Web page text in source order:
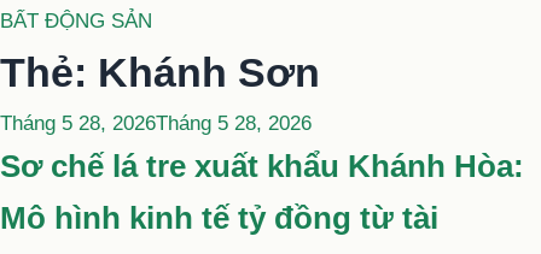
BẤT ĐỘNG SẢN
Thẻ: Khánh Sơn
Đăng
trong
Tháng 5 28, 2026Tháng 5 28, 2026
Sơ chế lá tre xuất khẩu Khánh Hòa:
Mô hình kinh tế tỷ đồng từ tài